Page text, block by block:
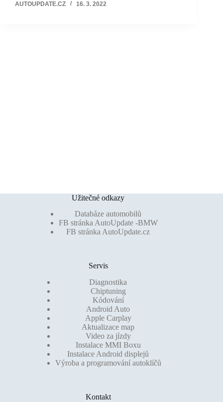
AUTOUPDATE.CZ 16. 3. 2022
Užitečné odkazy
Databáze automobilů
FB stránka AutoUpdate -BMW
FB stránka AutoUpdate.cz
Servis
Diagnostika
Chiptuning
Kódování
Android Auto
Apple Carplay
Aktualizace map
Video za jízdy
Instalace MMI Boxu
Instalace Android displejů
Výroba a programování autoklíčů
Kontakt